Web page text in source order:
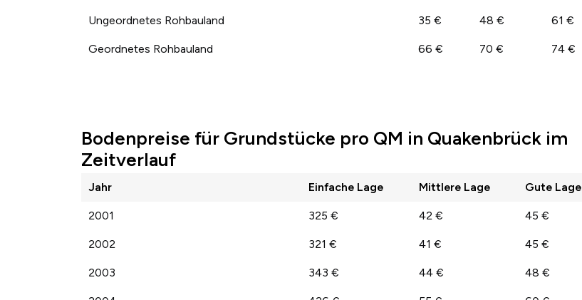
Ungeordnetes Rohbauland 35 € 48 € 61 €
Geordnetes Rohbauland 66 € 70 € 74 €
Bodenpreise für Grundstücke pro QM in Quakenbrück im
Zeitverlauf
Jahr Einfache Lage Mittlere Lage Gute Lage
2001 325 € 42 € 45 €
2002 321 € 41 € 45 €
2003 343 € 44 € 48 €